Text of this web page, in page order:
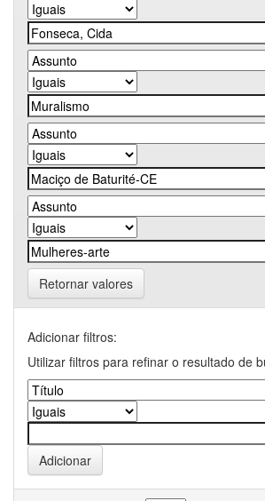
Retornar valores
Adicionar filtros:
Utilizar filtros para refinar o resultado de